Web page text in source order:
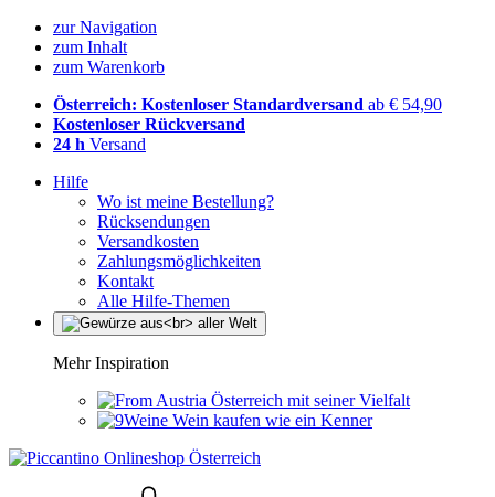
zur Navigation
zum Inhalt
zum Warenkorb
Österreich: Kostenloser Standardversand ab € 54,90
Kostenloser Rückversand
24 h Versand
Hilfe
Wo ist meine Bestellung?
Rücksendungen
Versandkosten
Zahlungsmöglichkeiten
Kontakt
Alle Hilfe-Themen
Mehr Inspiration
Österreich mit seiner Vielfalt
Wein kaufen wie ein Kenner